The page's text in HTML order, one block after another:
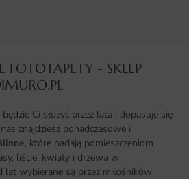
- SKLEP
Ci służyć przez lata i dopasuje się
znajdziesz ponadczasowe i
, które nadają pomieszczeniom
liście, kwiaty i drzewa w
wybierane są przez miłośników